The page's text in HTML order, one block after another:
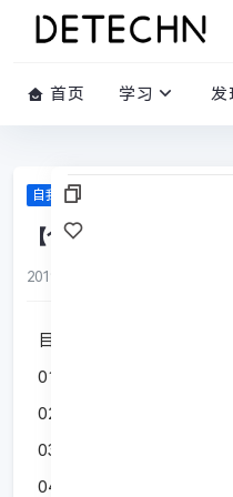
首页 学习 发
自我提升
【个人提升】让你突
2019-08-28
目录
01.调整演讲的状态
02.如何有逻辑的好好说话
03.高效的设计演讲
04：学会逗乐观众的十大